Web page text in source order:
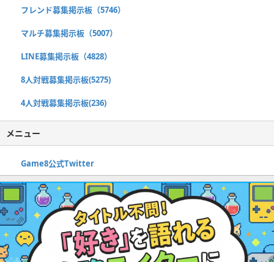
フレンド募集掲示板（5746）
マルチ募集掲示板（5007）
LINE募集掲示板（4828）
8人対戦募集掲示板(5275)
4人対戦募集掲示板(236)
メニュー
Game8公式Twitter